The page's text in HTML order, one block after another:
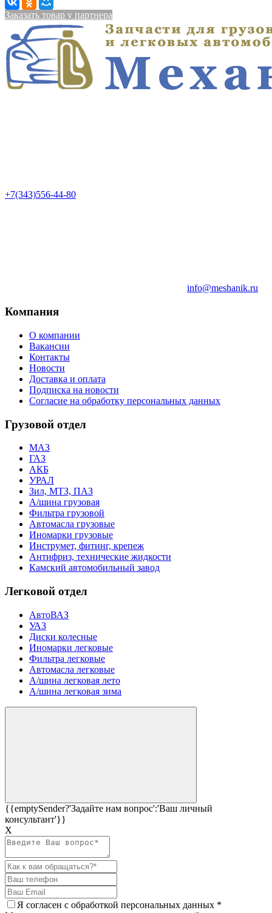
Заказать товар у партнера
+7(343)556-44-80
info@meshanik.ru
Компания
О компании
Вакансии
Контакты
Новости
Доставка и оплата
Подписка на новости
Согласие на обработку персональных данных
Грузовой отдел
МАЗ
ГАЗ
АКБ
УРАЛ
Зил, МТЗ, ПАЗ
А/шина грузовая
Фильтра грузовой
Автомасла грузовые
Иномарки грузовые
Инструмет, фитинг, крепеж
Антифриз, технические жидкости
Камский автомобильный завод
Легковой отдел
АвтоВАЗ
УАЗ
Диски колесные
Иномарки легковые
Фильтра легковые
Автомасла легковые
А/шина легковая лето
А/шина легковая зима
{{emptySender?'Задайте нам вопрос':'Ваш личный
консультант'}}
Х
Я согласен c обработкой персональных данных *